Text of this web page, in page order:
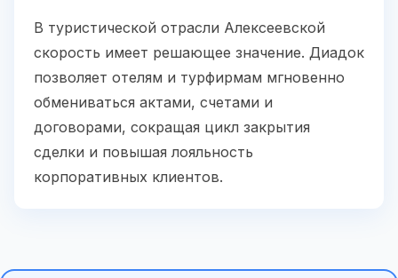
В туристической отрасли Алексеевской
скорость имеет решающее значение. Диадок
позволяет отелям и турфирмам мгновенно
обмениваться актами, счетами и
договорами, сокращая цикл закрытия
сделки и повышая лояльность
корпоративных клиентов.